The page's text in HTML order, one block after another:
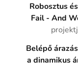
Robosztus
Fail - And
Belépő
a dinamikus